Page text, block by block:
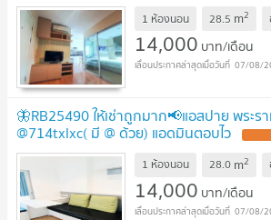
1 ห้องนอน 28.5 m2
14,000 บาท/เดือน
07/08/
🦋RB25490 ให้เช่าถูกมาก📢แอสปาย พระ
@714txlxc( มี @ ด้วย) แอดมินตอบไว
1 ห้องนอน 28.0 m2
14,000 บาท/เดือน
07/08/